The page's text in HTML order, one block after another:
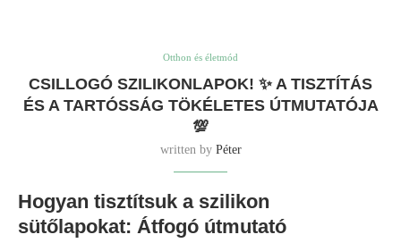
Otthon és életmód
CSILLOGÓ SZILIKONLAPOK! ✨ A TISZTÍTÁS
ÉS A TARTÓSSÁG TÖKÉLETES ÚTMUTATÓJA
💯
written by Péter
Hogyan tisztítsuk a szilikon
sütőlapokat: Átfogó útmutató